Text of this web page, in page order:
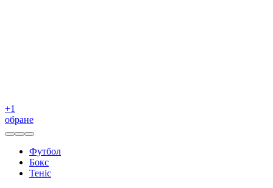
+1
обране
Футбол
Бокс
Теніс